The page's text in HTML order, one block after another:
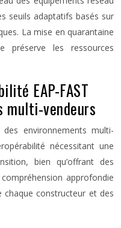
seuils adaptatifs basés sur
La mise en quarantaine
préserve les ressources
EAP-FAST
multi-vendeurs
environnements multi-
nécessitant une
bien qu’offrant des
approfondie
chaque constructeur et des